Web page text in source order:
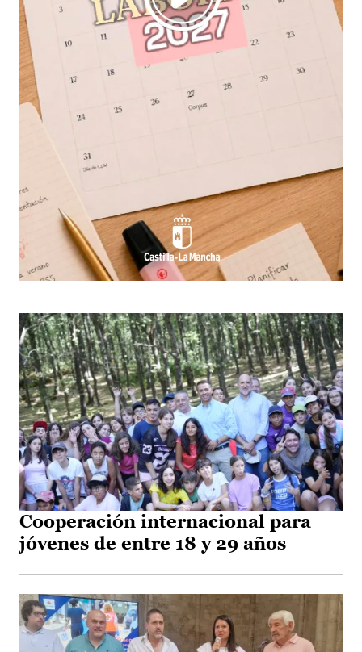
Cooperación internacional para
jóvenes de entre 18 y 29 años